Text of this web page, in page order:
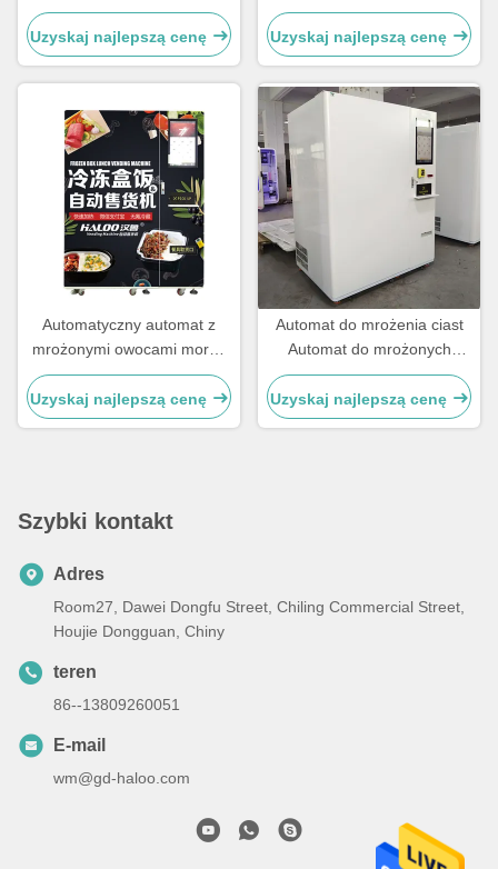
lodów na lodzie Automat do
lodów na lodzie
Uzyskaj najlepszą cenę
wydajności grzewczej na
sprzedaż Automat do
sprzedaży mrożonych
posypek
Uzyskaj najlepszą cenę
Automatyczny automat z
mrożonymi owocami morza
Automat na przynęty na ryby
Uzyskaj najlepszą cenę
Automat do mrożenia ciast
Automat do mrożonych
deserów Automat do
mrożonych ciastek
Uzyskaj najlepszą cenę
Szybki kontakt
Adres
Room27, Dawei Dongfu Street, Chiling Commercial Street,
Houjie Dongguan, Chiny
teren
86--13809260051
E-mail
wm@gd-haloo.com